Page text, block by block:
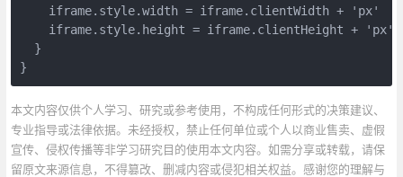
    iframe.style.width = iframe.clientWidth + 'px'
    iframe.style.height = iframe.clientHeight + 'px'
  }
}
本文内容仅供个人学习、研究或参考使用，不构成任何形式的决策建议、
专业指导或法律依据。未经授权，禁止任何单位或个人以商业售卖、虚假
宣传、侵权传播等非学习研究目的使用本文内容。如需分享或转载，请保
留原文来源信息，不得篡改、删减内容或侵犯相关权益。感谢您的理解与